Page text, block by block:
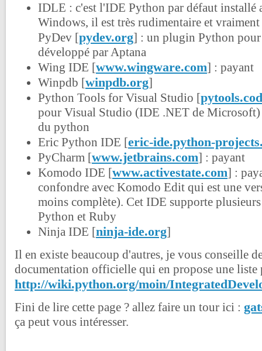
IDLE : c'est l'IDE Python par défaut installé
Windows, il est très rudimentaire et vraiment
PyDev [pydev.org] : un plugin Python
développé par Aptana
Wing IDE [www.wingware.com] : payant
Winpdb [winpdb.org]
Python Tools for Visual Studio [
pour Visual Studio (IDE .NET de Microsoft)
du python
Eric Python IDE [eric-ide.python-
PyCharm [www.jetbrains.com] : payant
Komodo IDE [www.activestate.com] :
confondre avec Komodo Edit qui est une
moins complète). Cet IDE supporte
Python et Ruby
Ninja IDE [ninja-ide.org]
Il en existe beaucoup d'autres, je vous conseille
documentation officielle qui en propose une liste
http://wiki.python.org/moin/
Fini de lire cette page ? allez faire un tour ici :
ça peut vous intéresser.